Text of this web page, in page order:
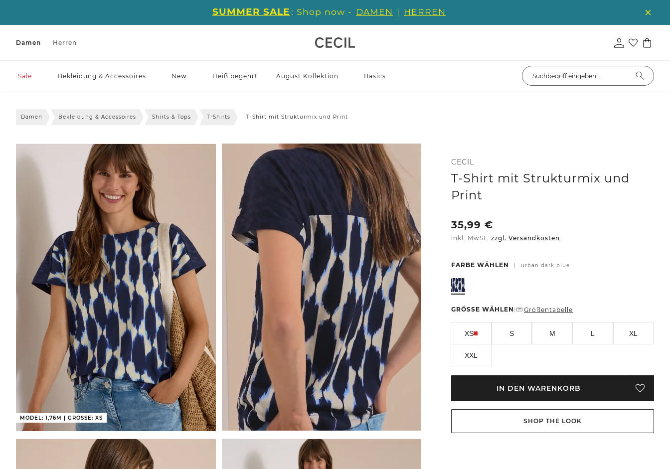
SUMMER SALE : Shop now - DAMEN | HERREN
Damen Herren
Sale Bekleidung & Accessoires New Heiß begehrt August Kollektion Basics
Damen Bekleidung & Accessoires Shirts & Tops T-Shirts T-Shirt mit Strukturmix und Print
MODEL: 1,76M | GRÖSSE: XS
CECIL
T-Shirt mit Strukturmix und
Print
35,99€
inkl. MwSt. zzgl. Versandkosten
FARBE WÄHLEN | urban dark blue
GRÖSSE WÄHLEN | Größentabelle
XS S M L XL
XXL
IN DEN WARENKORB
SHOP THE LOOK